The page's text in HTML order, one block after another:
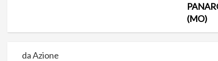
(MO)
da Azione